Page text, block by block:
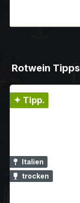
Rotwein Tipps
✦ Tipp.
Italien
trocken